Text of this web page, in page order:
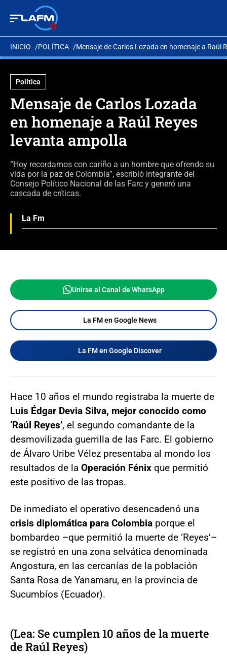
INICIO POLÍTICA Mensaje de Carlos Lozada en homenaje a Raúl
Política
Mensaje de Carlos Lozada
en homenaje a Raúl Reyes
levanta ampolla
“Hoy recordamos con cariño a un hombre que ofrendo su
vida por la paz de Colombia”, escribió integrante del
Consejo Político Nacional de las Farc y generó una
cascada de críticas.
La Fm
Unirse al Canal de WhatsApp
La FM en Google News
La FM en Google Discover
Hace 10 años el mundo registraba la muerte de
Luis Édgar Devia Silva, mejor conocido como
‘Raúl Reyes’, el segundo comandante de la
desmovilizada guerrilla de las Farc. El gobierno
de Álvaro Uribe Vélez presentaba al mondo los
resultados de la Operación Fénix que permitió
este positivo de las tropas.
De inmediato el operativo desencadenó una
crisis diplomática para Colombia porque el
bombardeo –que permitió la muerte de ‘Reyes’–
se registró en una zona selvática denominada
Angostura, en las cercanías de la población
Santa Rosa de Yanamaru, en la provincia de
Sucumbíos (Ecuador).
(Lea: Se cumplen 10 años de la muerte
de Raúl Reyes)